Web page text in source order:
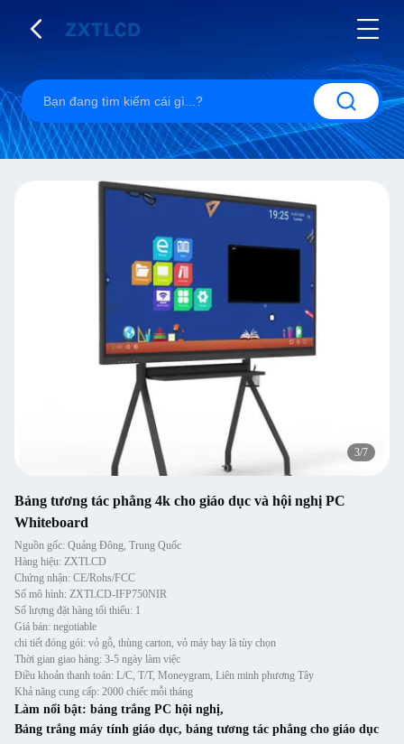
3/7
Bảng tương tác phẳng 4k cho giáo dục và hội nghị PC
Whiteboard
Nguồn gốc: Quảng Đông, Trung Quốc
Hàng hiệu: ZXTLCD
Chứng nhận: CE/Rohs/FCC
Số mô hình: ZXTLCD-IFP750NIR
Số lượng đặt hàng tối thiểu: 1
Giá bán: negotiable
chi tiết đóng gói: vỏ gỗ, thùng carton, vỏ máy bay là tùy chọn
Thời gian giao hàng: 3-5 ngày làm việc
Điều khoản thanh toán: L/C, T/T, Moneygram, Liên minh phương Tây
Khả năng cung cấp: 2000 chiếc mỗi tháng
Làm nổi bật: bảng trắng PC hội nghị,
Bảng trắng máy tính giáo dục, bảng tương tác phẳng cho giáo dục